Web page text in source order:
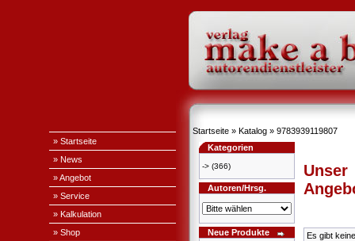
» Startseite
» News
» Angebot
» Service
» Kalkulation
» Shop
Startseite » Katalog » 9783939119807
Kategorien
-> (366)
Autoren/Hrsg.
Neue Produkte
Unser
Es gibt